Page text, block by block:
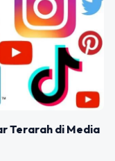
Terarah di Media